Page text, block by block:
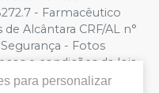
- Farmacêutico
Alcântara CRF/AL n°
- Fotos
e condições da loja
Em caso de
para personalizar